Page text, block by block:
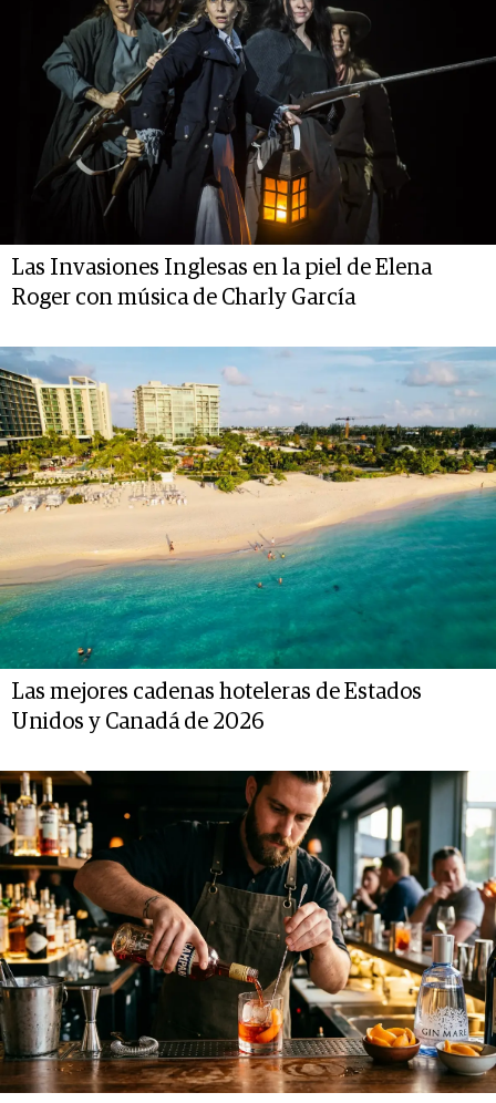
Las Invasiones Inglesas en la piel de Elena
Roger con música de Charly García
Las mejores cadenas hoteleras de Estados
Unidos y Canadá de 2026